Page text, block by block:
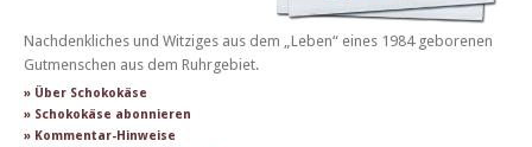
Nachdenkliches und Witziges aus dem „Leben“ eines 1984 geborenen
Gutmenschen aus dem Ruhrgebiet.
» Über Schokokäse
» Schokokäse abonnieren
» Kommentar-Hinweise